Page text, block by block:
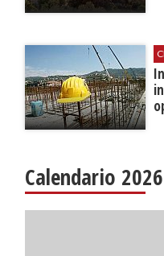
Calendario 2026